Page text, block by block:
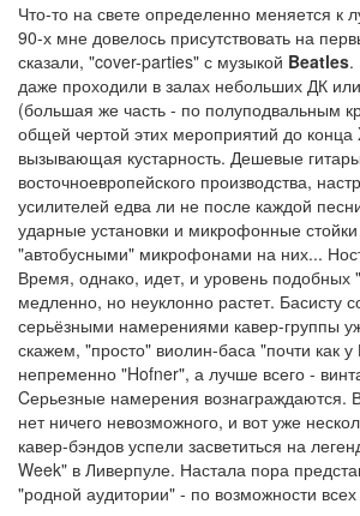
Что-то на свете определенно меняется к
90-х мне довелось присутствовать на
сказали, "cover-parties" с музыкой Beatles.
даже проходили в залах небольших ДК
(большая же часть - по полуподвальным
общей чертой этих мероприятий до конца
вызывающая кустарность. Дешевые гитары
восточноевропейского производства,
усилителей едва ли не после каждой
ударные установки и микрофонные
"автобусными" микрофонами на них...
Время, однако, идет, и уровень подобных
медленно, но неуклонно растет. Басисту
серьёзными намерениями кавер-группы
скажем, "просто" виолин-баса "почти как
непременно "Hofner", а лучше всего -
Cерьезные намерения вознаграждаются.
нет ничего невозможного, и вот уже
кавер-бэндов успели засветиться на
Week" в Ливерпуле. Настала пора
"родной аудитории" - по возможности всех